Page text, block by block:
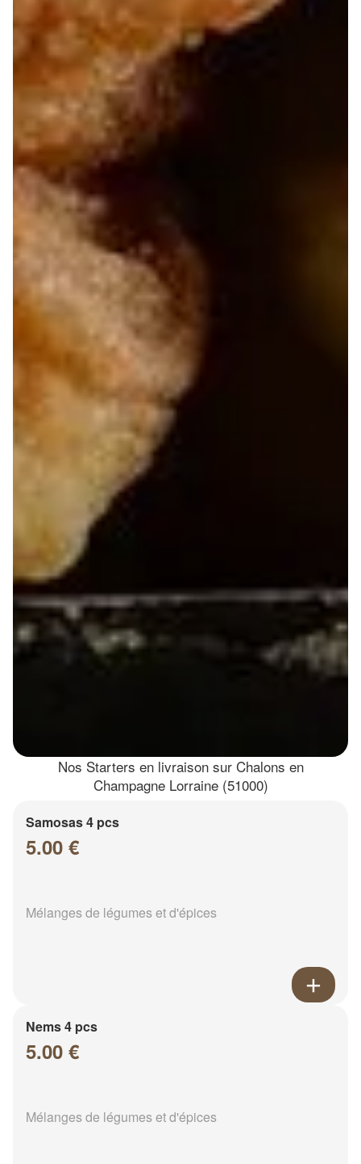
Nos Starters en livraison sur Chalons en
Champagne Lorraine (51000)
Samosas 4 pcs
5.00 €
Mélanges de légumes et d'épices
Nems 4 pcs
5.00 €
Mélanges de légumes et d'épices